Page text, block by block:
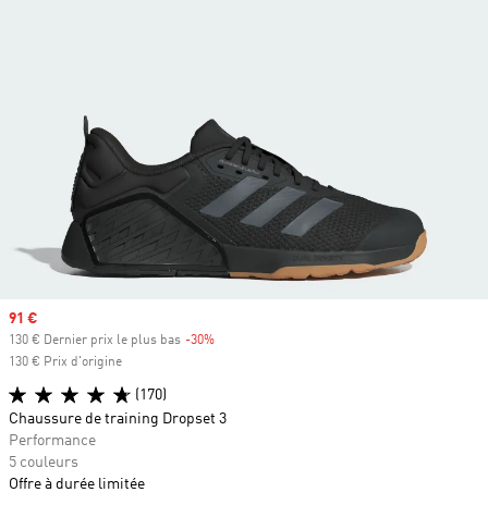
Prix soldé
91 €
130 € Dernier prix le plus bas -30%
130 € Prix d'origine
(170)
Chaussure de training Dropset 3
Performance
5 couleurs
Offre à durée limitée